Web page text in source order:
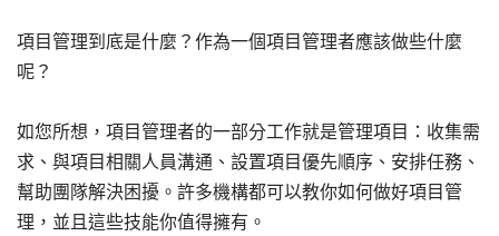
項目管理到底是什麼？作為一個項目管理者應該做些什麼
呢？
如您所想，項目管理者的一部分工作就是管理項目：收集需
求、與項目相關人員溝通、設置項目優先順序、安排任務、
幫助團隊解決困擾。許多機構都可以教你如何做好項目管
理，並且這些技能你值得擁有。